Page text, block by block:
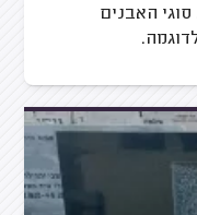
האבנים